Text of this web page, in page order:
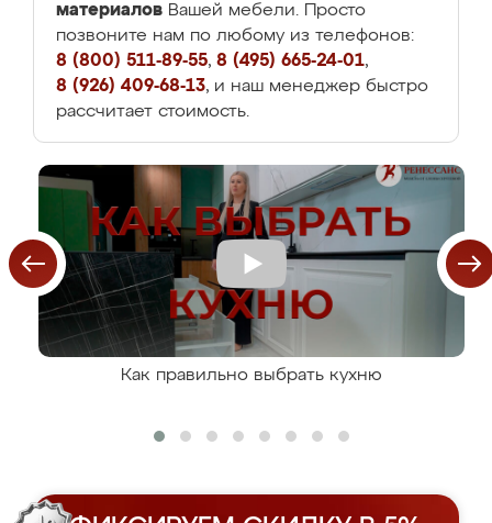
материалов Вашей мебели. Просто
позвоните нам по любому из телефонов:
8 (800) 511-89-55, 8 (495) 665-24-01,
8 (926) 409-68-13, и наш менеджер быстро
рассчитает стоимость.
Как правильно выбрать кухню